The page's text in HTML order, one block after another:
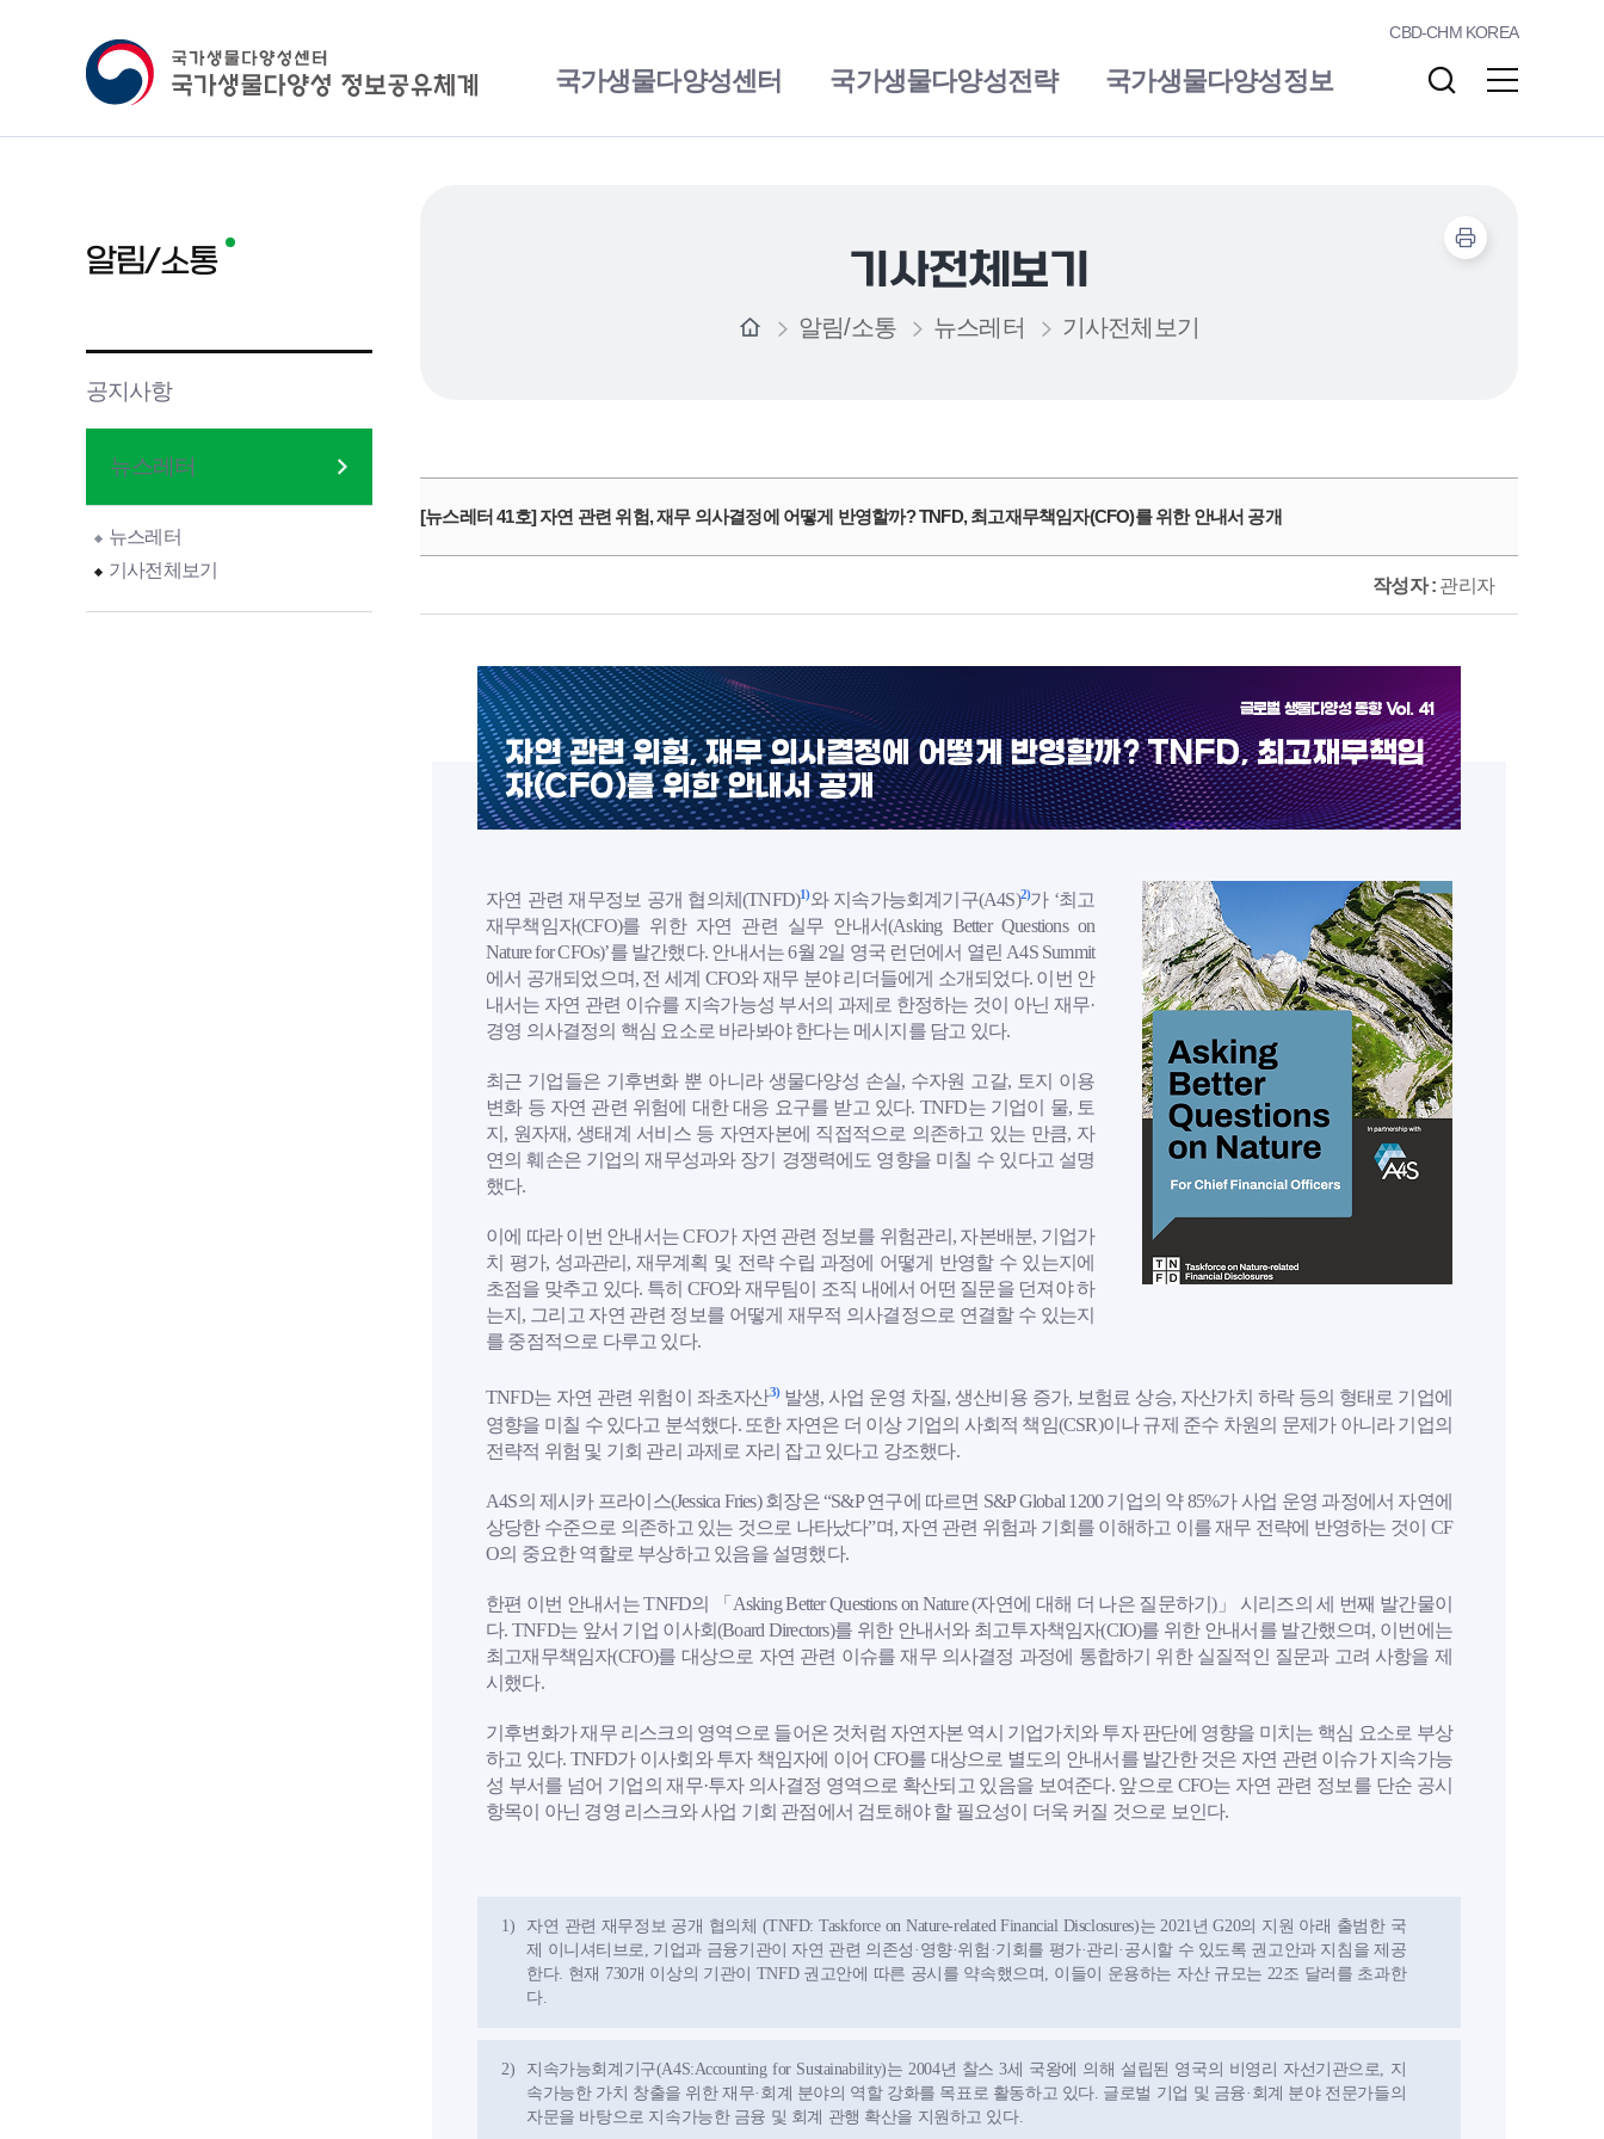
CBD-CHM KOREA
국가생물다양성센터 국가생물다양성전략 국가생물다양성정보
알림/소통
공지사항
뉴스레터
뉴스레터
기사전체보기
기사전체보기
알림/소통 뉴스레터 기사전체보기
[뉴스레터 41호] 자연 관련 위험, 재무 의사결정에 어떻게 반영할까? TNFD, 최고재무책임자(CFO)를 위한 안내서 공개
작성자 : 관리자
글로벌 생물다양성 동향 Vol. 41
자연 관련 위험, 재무 의사결정에 어떻게 반영할까? TNFD, 최고재무책임
자(CFO)를 위한 안내서 공개
자연 관련 재무정보 공개 협의체(TNFD)1)와 지속가능회계기구(A4S)2)가 ‘최고
재무책임자(CFO)를 위한 자연 관련 실무 안내서(Asking Better Questions on
Nature for CFOs)’를 발간했다. 안내서는 6월 2일 영국 런던에서 열린 A4S Summit
에서 공개되었으며, 전 세계 CFO와 재무 분야 리더들에게 소개되었다. 이번 안
내서는 자연 관련 이슈를 지속가능성 부서의 과제로 한정하는 것이 아닌 재무·
경영 의사결정의 핵심 요소로 바라봐야 한다는 메시지를 담고 있다.
최근 기업들은 기후변화 뿐 아니라 생물다양성 손실, 수자원 고갈, 토지 이용
변화 등 자연 관련 위험에 대한 대응 요구를 받고 있다. TNFD는 기업이 물, 토
지, 원자재, 생태계 서비스 등 자연자본에 직접적으로 의존하고 있는 만큼, 자
연의 훼손은 기업의 재무성과와 장기 경쟁력에도 영향을 미칠 수 있다고 설명
했다.
이에 따라 이번 안내서는 CFO가 자연 관련 정보를 위험관리, 자본배분, 기업가
치 평가, 성과관리, 재무계획 및 전략 수립 과정에 어떻게 반영할 수 있는지에
초점을 맞추고 있다. 특히 CFO와 재무팀이 조직 내에서 어떤 질문을 던져야 하
는지, 그리고 자연 관련 정보를 어떻게 재무적 의사결정으로 연결할 수 있는지
를 중점적으로 다루고 있다.
TNFD는 자연 관련 위험이 좌초자산3)발생, 사업 운영 차질, 생산비용 증가, 보험료 상승, 자산가치 하락 등의 형태로 기업에
영향을 미칠 수 있다고 분석했다. 또한 자연은 더 이상 기업의 사회적 책임(CSR)이나 규제 준수 차원의 문제가 아니라 기업의
전략적 위험 및 기회 관리 과제로 자리 잡고 있다고 강조했다.
A4S의 제시카 프라이스(Jessica Fries) 회장은 “S&P 연구에 따르면 S&P Global 1200 기업의 약 85%가 사업 운영 과정에서 자연에
상당한 수준으로 의존하고 있는 것으로 나타났다”며, 자연 관련 위험과 기회를 이해하고 이를 재무 전략에 반영하는 것이 CF
O의 중요한 역할로 부상하고 있음을 설명했다.
한편 이번 안내서는 TNFD의 「Asking Better Questions on Nature (자연에 대해 더 나은 질문하기)」 시리즈의 세 번째 발간물이
다. TNFD는 앞서 기업 이사회(Board Directors)를 위한 안내서와 최고투자책임자(CIO)를 위한 안내서를 발간했으며, 이번에는
최고재무책임자(CFO)를 대상으로 자연 관련 이슈를 재무 의사결정 과정에 통합하기 위한 실질적인 질문과 고려 사항을 제
시했다.
기후변화가 재무 리스크의 영역으로 들어온 것처럼 자연자본 역시 기업가치와 투자 판단에 영향을 미치는 핵심 요소로 부상
하고 있다. TNFD가 이사회와 투자 책임자에 이어 CFO를 대상으로 별도의 안내서를 발간한 것은 자연 관련 이슈가 지속가능
성 부서를 넘어 기업의 재무·투자 의사결정 영역으로 확산되고 있음을 보여준다. 앞으로 CFO는 자연 관련 정보를 단순 공시
항목이 아닌 경영 리스크와 사업 기회 관점에서 검토해야 할 필요성이 더욱 커질 것으로 보인다.
1)
자연 관련 재무정보 공개 협의체 (TNFD: Taskforce on Nature-related Financial Disclosures)는 2021년 G20의 지원 아래 출범한 국
제 이니셔티브로, 기업과 금융기관이 자연 관련 의존성·영향·위험·기회를 평가·관리·공시할 수 있도록 권고안과 지침을 제공
한다. 현재 730개 이상의 기관이 TNFD 권고안에 따른 공시를 약속했으며, 이들이 운용하는 자산 규모는 22조 달러를 초과한
다.
2)
지속가능회계기구(A4S:Accounting for Sustainability)는 2004년 찰스 3세 국왕에 의해 설립된 영국의 비영리 자선기관으로, 지
속가능한 가치 창출을 위한 재무·회계 분야의 역할 강화를 목표로 활동하고 있다. 글로벌 기업 및 금융·회계 분야 전문가들의
자문을 바탕으로 지속가능한 금융 및 회계 관행 확산을 지원하고 있다.